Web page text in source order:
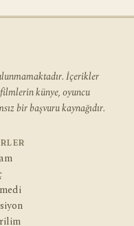
İçerikler
künye, oyuncu
bir başvuru kaynağıdır.